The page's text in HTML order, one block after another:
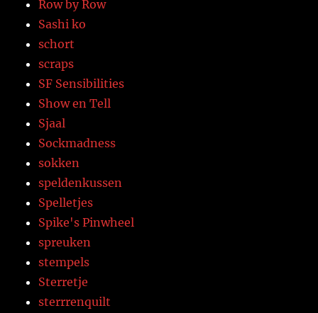
Row by Row
Sashi ko
schort
scraps
SF Sensibilities
Show en Tell
Sjaal
Sockmadness
sokken
speldenkussen
Spelletjes
Spike's Pinwheel
spreuken
stempels
Sterretje
sterrrenquilt